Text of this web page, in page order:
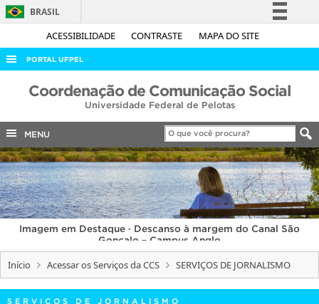
ACESSIBILIDADE CONTRASTE MAPA DO SITE
BRASIL
Simplifique!
Acesso à informação
Legislação
Canais
PORTAL UFPEL
ACESSO À INFORMAÇÃO
COBALTO
CONCURSOS
EDITAIS
INTERNACIONAL
OUVIDORIA
PORTARIAS
TELEFONES
Coordenação de Comunicação Social
Universidade Federal de Pelotas
MENU
Imagem em Destaque · Descanso à margem do Canal São
Gonçalo – Campus Anglo
Início Acessar os Serviços da CCS SERVIÇOS DE JORNALISMO
SERVIÇOS DE JORNALISMO